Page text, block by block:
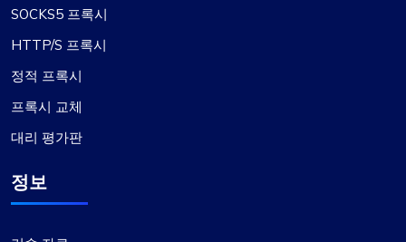
최고 수준의 프록시 제공업체 경험
의심할 여지 없이 제가 만난 최고의 프록시 서비스입
니다. 경쟁력 있는 가격과 뛰어난 서비스가 결합되어
즉각적인 지원을 제공합니다. 다른 기능과 함께 특정
서브넷이나 국가를 선택하거나 제외할 수 있는 유연
SOCKS5 프록시
HTTP/S 프록시
정적 프록시
프록시 교체
대리 평가판
정보